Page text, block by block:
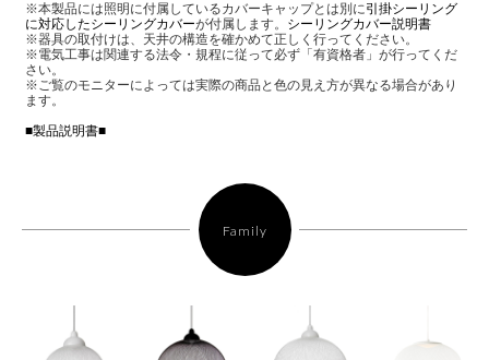
※本製品には照明に付属しているカバーキャップとは別に引掛シーリング
に対応したシーリングカバーが付属します。 シーリングカバー説明書
※器具の取付けは、天井の構造を確かめて正しく行ってください。
※電気工事は関連する法令・規程に従って必ず「有資格者」が行ってくだ
さい。
※ご覧のモニターによっては実際の商品と色の見え方が異なる場合があり
ます。
■製品説明書■
Family